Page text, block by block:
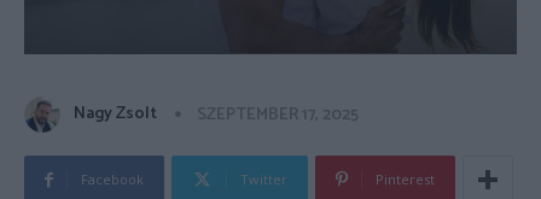
Nagy Zsolt SZEPTEMBER 17, 2025
Facebook Twitter Pinterest